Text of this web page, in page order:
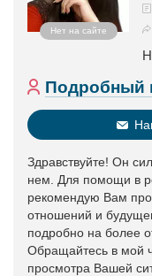
Нет на сайте
Подробный
Здравствуйте! Он
нем. Для помощи в
рекомендую Вам
отношений и
подробно на более
Обращайтесь в мой
просмотра Вашей